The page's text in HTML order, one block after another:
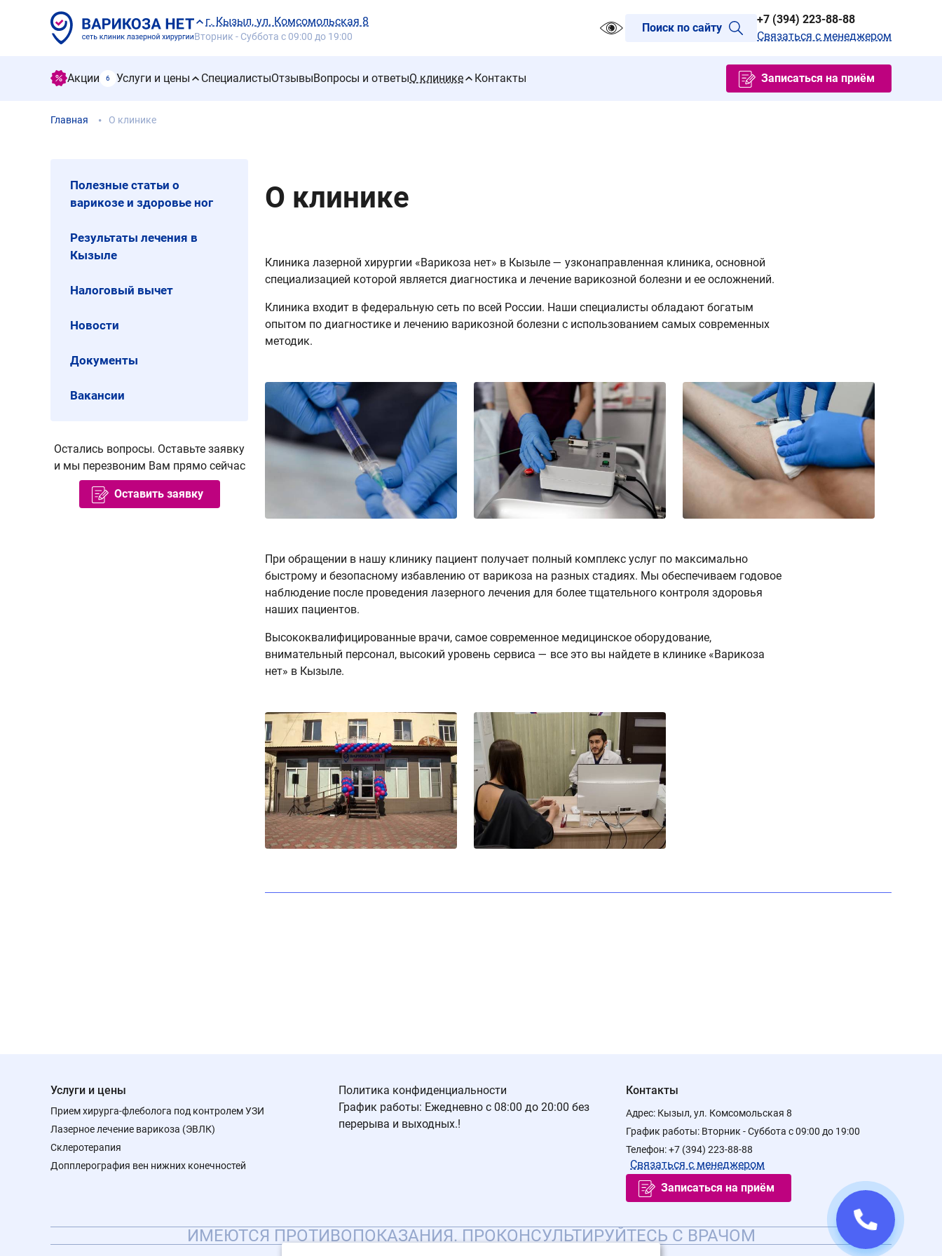
г. Кызыл, ул. Комсомольская 8
Вторник - Суббота с 09:00 до 19:00
Поиск по сайту
+7 (394) 223-88-88
Связаться с менеджером
Акции 6 Услуги и цены СпециалистыОтзывыВопросы и ответыО клинике Контакты Записаться на приём
Главная О клинике
О клинике
Клиника лазерной хирургии «Варикоза нет» в Кызыле — узконаправленная клиника, основной
специализацией которой является диагностика и лечение варикозной болезни и ее осложнений.
Клиника входит в федеральную сеть по всей России. Наши специалисты обладают богатым
опытом по диагностике и лечению варикозной болезни с использованием самых современных
методик.
При обращении в нашу клинику пациент получает полный комплекс услуг по максимально
быстрому и безопасному избавлению от варикоза на разных стадиях. Мы обеспечиваем годовое
наблюдение после проведения лазерного лечения для более тщательного контроля здоровья
наших пациентов.
Высококвалифицированные врачи, самое современное медицинское оборудование,
внимательный персонал, высокий уровень сервиса — все это вы найдете в клинике «Варикоза
нет» в Кызыле.
Полезные статьи о
варикозе и здоровье ног
Результаты лечения в
Кызыле
Налоговый вычет
Новости
Документы
Вакансии
Остались вопросы. Оставьте заявку
и мы перезвоним Вам прямо сейчас
Оставить заявку
Услуги и цены
Прием хирурга-флеболога под контролем УЗИ
Лазерное лечение варикоза (ЭВЛК)
Склеротерапия
Допплерография вен нижних конечностей
Политика конфиденциальности
График работы: Ежедневно с 08:00 до 20:00 без
перерыва и выходных.!
Контакты
Адрес: Кызыл, ул. Комсомольская 8
График работы: Вторник - Суббота с 09:00 до 19:00
Телефон: +7 (394) 223-88-88
Связаться с менеджером
Записаться на приём
ИМЕЮТСЯ ПРОТИВОПОКАЗАНИЯ. ПРОКОНСУЛЬТИРУЙТЕСЬ С ВРАЧОМ